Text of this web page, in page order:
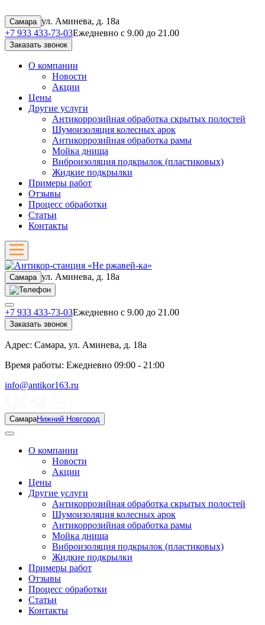
Самара ул. Аминева, д. 18а
+7 933 433-73-03Ежедневно с 9.00 до 21.00
Заказать звонок
О компании
Новости
Акции
Цены
Другие услуги
Антикоррозийная обработка скрытых полостей
Шумоизоляция колесных арок
Антикоррозийная обработка рамы
Мойка днища
Виброизоляция подкрылок (пластиковых)
Жидкие подкрылки
Примеры работ
Отзывы
Процесс обработки
Статьи
Контакты
Самара ул. Аминева, д. 18а
+7 933 433-73-03Ежедневно с 9.00 до 21.00
Заказать звонок
Адрес: Самара, ул. Аминева, д. 18а
Время работы: Ежедневно 09:00 - 21:00
info@antikor163.ru
СамараНижний Новгород
О компании
Новости
Акции
Цены
Другие услуги
Антикоррозийная обработка скрытых полостей
Шумоизоляция колесных арок
Антикоррозийная обработка рамы
Мойка днища
Виброизоляция подкрылок (пластиковых)
Жидкие подкрылки
Примеры работ
Отзывы
Процесс обработки
Статьи
Контакты